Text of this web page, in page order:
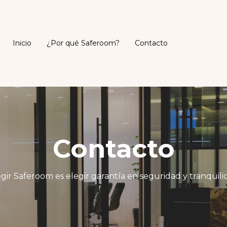
Inicio ¿Por qué Saferoom? Contacto
Contacto
Saferoom es elegir garantía en seguridad y